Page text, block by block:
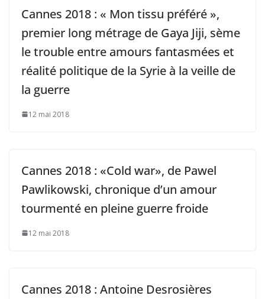
Cannes 2018 : « Mon tissu préféré »,
premier long métrage de Gaya Jiji, sème
le trouble entre amours fantasmées et
réalité politique de la Syrie à la veille de
la guerre
12 mai 2018
Cannes 2018 : «Cold war», de Pawel
Pawlikowski, chronique d’un amour
tourmenté en pleine guerre froide
12 mai 2018
Cannes 2018 : Antoine Desrosières